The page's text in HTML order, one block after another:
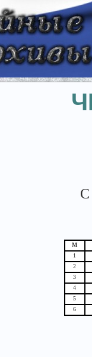
С
М
1
2
3
4
5
6